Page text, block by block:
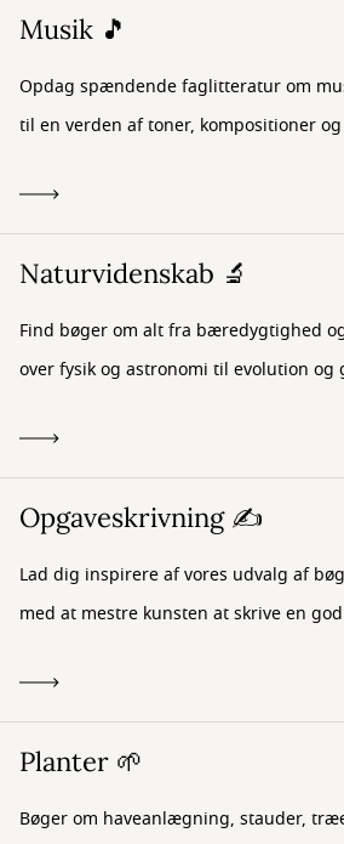
Musik 🎵
Opdag spændende faglitteratur om
til en verden af toner, kompositioner
Naturvidenskab 🔬
Find bøger om alt fra bæredygtighed
over fysik og astronomi til evolution og
Opgaveskrivning ✍️
Lad dig inspirere af vores udvalg af
med at mestre kunsten at skrive en
Planter 🌱
Bøger om haveanlægning, stauder,